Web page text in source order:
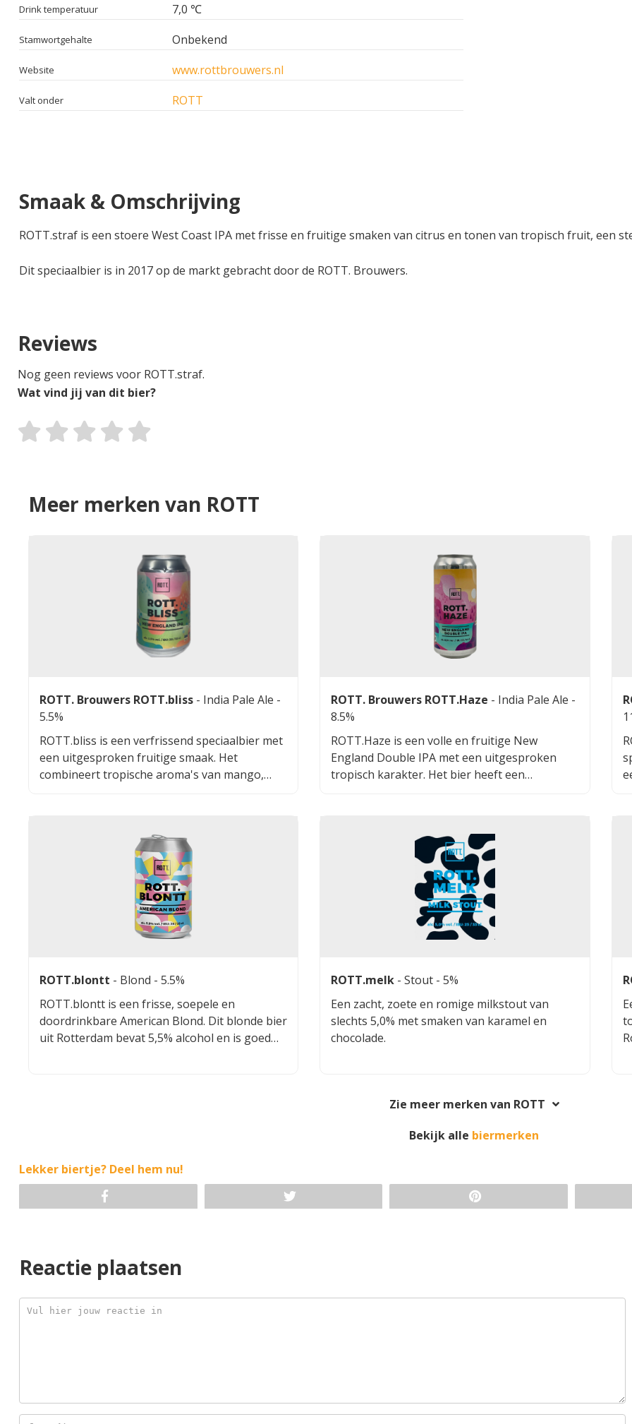
Drink temperatuur 7,0 ℃
Stamwortgehalte Onbekend
Website www.rottbrouwers.nl
Valt onder ROTT
Smaak & Omschrijving
ROTT.straf is een stoere West Coast IPA met frisse en fruitige smaken van citrus en tonen van tropisch fruit, een
Dit speciaalbier is in 2017 op de markt gebracht door de ROTT. Brouwers.
Reviews
Nog geen reviews voor ROTT.straf.
Wat vind jij van dit bier?
Meer merken van ROTT
ROTT. Brouwers ROTT.bliss - India Pale Ale -
5.5%
ROTT.bliss is een verfrissend speciaalbier met
een uitgesproken fruitige smaak. Het
combineert tropische aroma's van mango,
een volle en romige mondgevoel biedt. Dit bier
is perfect uitgebalanceerd en ideaal voor
liefhebbers van fruitige en hoppige bieren.
ROTT. Brouwers ROTT.Haze - India Pale Ale -
8.5%
ROTT.Haze is een volle en fruitige New
England Double IPA met een uitgesproken
tropisch karakter. Het bier heeft een
mango, ananas en citrus, wat zorgt voor een
verfrissende en dorstlessende ervaring. Dit
speciaalbier is ideaal voor liefhebbers van
moderne, smaakvolle bieren.
ROTT.blontt - Blond - 5.5%
ROTT.blontt is een frisse, soepele en
doordrinkbare American Blond. Dit blonde bier
uit Rotterdam bevat 5,5% alcohol en is goed
ROTT.melk -Stout - 5%
Een zacht, zoete en romige milkstout van
slechts 5,0% met smaken van karamel en
chocolade.
Zie meer merken van ROTT
Bekijk alle biermerken
Lekker biertje? Deel hem nu!
Reactie plaatsen